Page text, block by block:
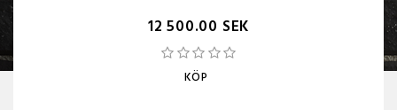
12 500.00 SEK
KÖP